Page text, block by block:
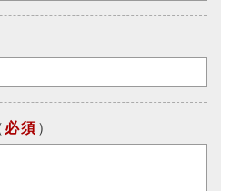
必須 ）